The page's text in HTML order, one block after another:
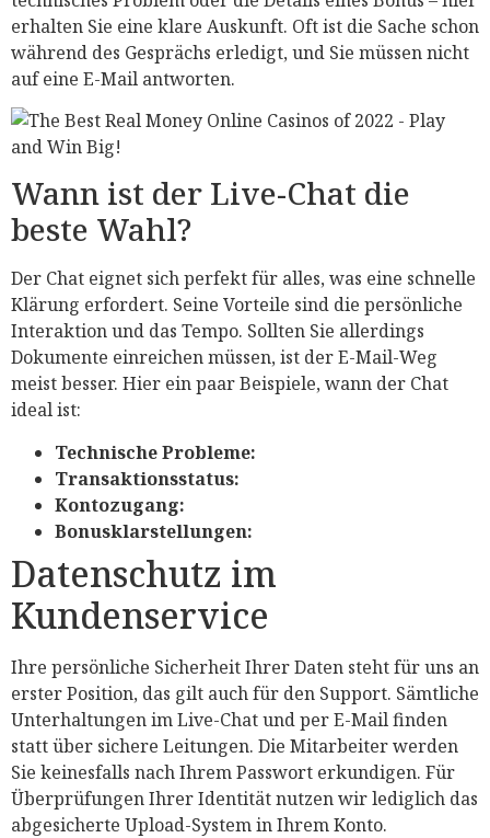
erhalten Sie eine klare Auskunft. Oft ist die Sache schon
während des Gesprächs erledigt, und Sie müssen nicht
auf eine E-Mail antworten.
Wann ist der Live-Chat die
beste Wahl?
Der Chat eignet sich perfekt für alles, was eine schnelle
Klärung erfordert. Seine Vorteile sind die persönliche
Interaktion und das Tempo. Sollten Sie allerdings
Dokumente einreichen müssen, ist der E-Mail-Weg
meist besser. Hier ein paar Beispiele, wann der Chat
ideal ist:
Technische Probleme:
Transaktionsstatus:
Kontozugang:
Bonusklarstellungen:
Datenschutz im
Kundenservice
Ihre persönliche Sicherheit Ihrer Daten steht für uns an
erster Position, das gilt auch für den Support. Sämtliche
Unterhaltungen im Live-Chat und per E-Mail finden
statt über sichere Leitungen. Die Mitarbeiter werden
Sie keinesfalls nach Ihrem Passwort erkundigen. Für
Überprüfungen Ihrer Identität nutzen wir lediglich das
abgesicherte Upload-System in Ihrem Konto.